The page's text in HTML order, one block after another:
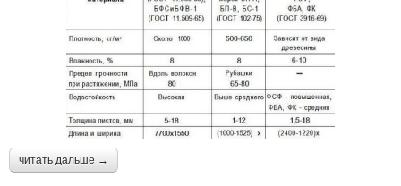
читать дальше →